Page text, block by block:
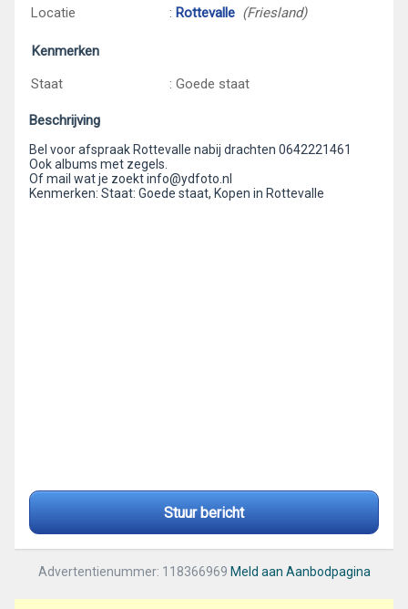
Locatie : Rottevalle (Friesland)
Kenmerken
Staat
: Goede staat
Beschrijving
Bel voor afspraak Rottevalle nabij drachten 0642221461
Ook albums met zegels.
Of mail wat je zoekt info@ydfoto.nl
Kenmerken: Staat: Goede staat, Kopen in Rottevalle
Stuur bericht
Advertentienummer: 118366969 Meld aan Aanbodpagina